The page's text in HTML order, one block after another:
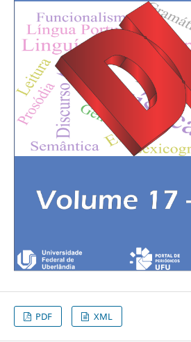
PDF XML